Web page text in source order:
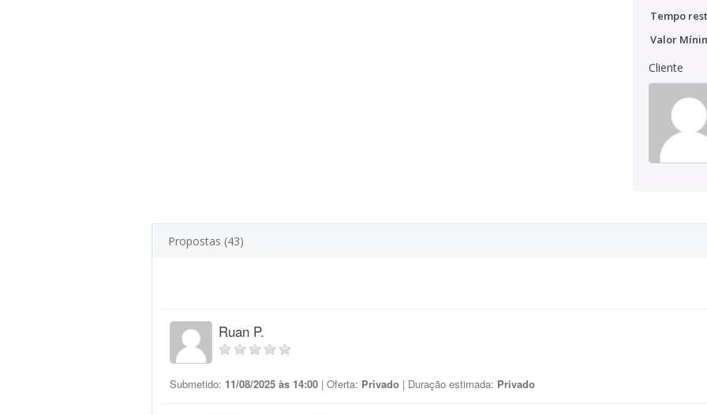
Tempo
Valor
Cliente
Propostas (43)
Ruan P.
Submetido: 11/08/2025 às 14:00 | Oferta: Privado | Duração estimada: Privado